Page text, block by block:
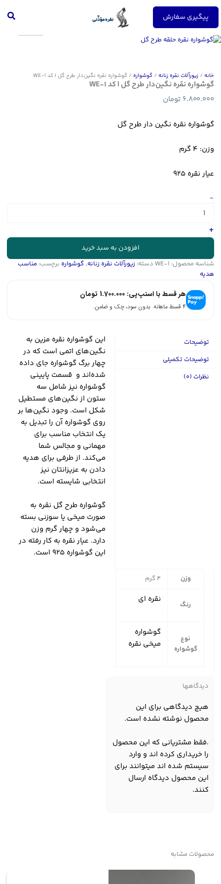
پرش
محتوا
پیگیری سفارش
خانه / زیورآلات نقره زنانه / گوشواره / گوشواره نقره نگین‌دار طرح گل | کد WE-1
گوشواره نقره نگین‌دار طرح گل | کد WE-1
6.800.000 تومان
گوشواره نقره نگین دار طرح گل
وزن: 4 گرم
عیار نقره 925
-
نگین‌دار
طرح
گل
کد
WE-
1
+
افزودن به سبد خرید
شناسه محصول: WE-1 دسته: زیورآلات نقره زنانه, گوشواره برچسب: مناسب
هدیه
هر قسط با اسنپ‌پی: 1.700.000 تومان
۴ قسط ماهانه. بدون سود، چک و ضامن.
توضیحات
توضیحات تکمیلی
نظرات (0)
این گوشواره نقره مزین به
نگین‌های اتمی است که در
چهار برگ گوشواره جای داده
شده‌اند و قسمت پایینی
گوشواره نیز شامل سه
ستون از نگین‌های مستطیل
شکل است. وجود نگین‌ها بر
روی گوشواره آن را تبدیل به
یک انتخاب مناسب برای
مهمانی و مجالس شما
می‌کند. از طرفی برای هدیه
دادن به عزیزانتان نیز
انتخابی شایسته است.
گوشواره طرح گل نقره به
صورت میخی یا سوزنی بسته
می‌شود و چهار گرم وزن
دارد. عیار نقره به کار رفته در
این گوشواره 925 است.
وزن 4 گرم
رنگ نقره ای
نوع
گوشواره
گوشواره
میخی نقره
دیدگاهها
هیچ دیدگاهی برای این
محصول نوشته نشده است.
.فقط مشتریانی که این محصول
را خریداری کرده اند و وارد
سیستم شده اند میتوانند برای
این محصول دیدگاه ارسال
کنند.
محصولات مشابه